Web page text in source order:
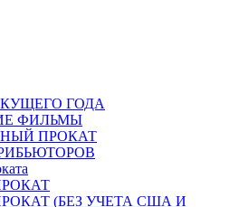
ГОДА
ФИЛЬМЫ
ПРОКАТ
(БЕЗ УЧЕТА США И